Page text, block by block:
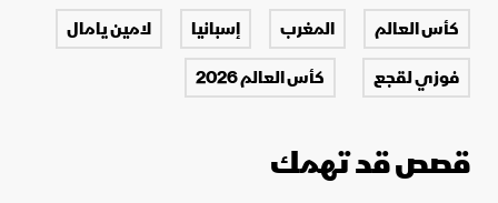
كأس العالم المغرب إسبانيا
لامين يامال
فوزي لقجع
كأس العالم 2026
قصص قد تهمك